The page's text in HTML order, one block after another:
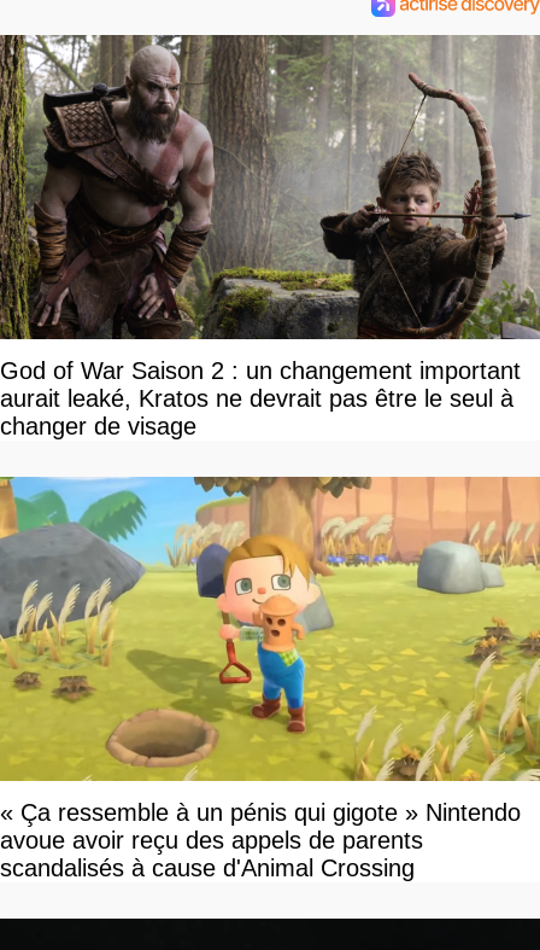
God of War Saison 2 : un changement important
aurait leaké, Kratos ne devrait pas être le seul à
changer de visage
« Ça ressemble à un pénis qui gigote » Nintendo
avoue avoir reçu des appels de parents
scandalisés à cause d'Animal Crossing